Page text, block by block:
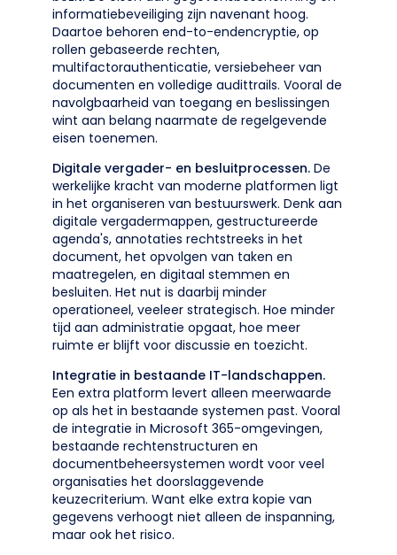
informatiebeveiliging zijn navenant hoog.
Daartoe behoren end-to-endencryptie, op
rollen gebaseerde rechten,
multifactorauthenticatie, versiebeheer van
documenten en volledige audittrails. Vooral de
navolgbaarheid van toegang en beslissingen
wint aan belang naarmate de regelgevende
eisen toenemen.
Digitale vergader- en besluitprocessen. De
werkelijke kracht van moderne platformen ligt
in het organiseren van bestuurswerk. Denk aan
digitale vergadermappen, gestructureerde
agenda's, annotaties rechtstreeks in het
document, het opvolgen van taken en
maatregelen, en digitaal stemmen en
besluiten. Het nut is daarbij minder
operationeel, veeleer strategisch. Hoe minder
tijd aan administratie opgaat, hoe meer
ruimte er blijft voor discussie en toezicht.
Integratie in bestaande IT-landschappen.
Een extra platform levert alleen meerwaarde
op als het in bestaande systemen past. Vooral
de integratie in Microsoft 365-omgevingen,
bestaande rechtenstructuren en
documentbeheersystemen wordt voor veel
organisaties het doorslaggevende
keuzecriterium. Want elke extra kopie van
gegevens verhoogt niet alleen de inspanning,
maar ook het risico.